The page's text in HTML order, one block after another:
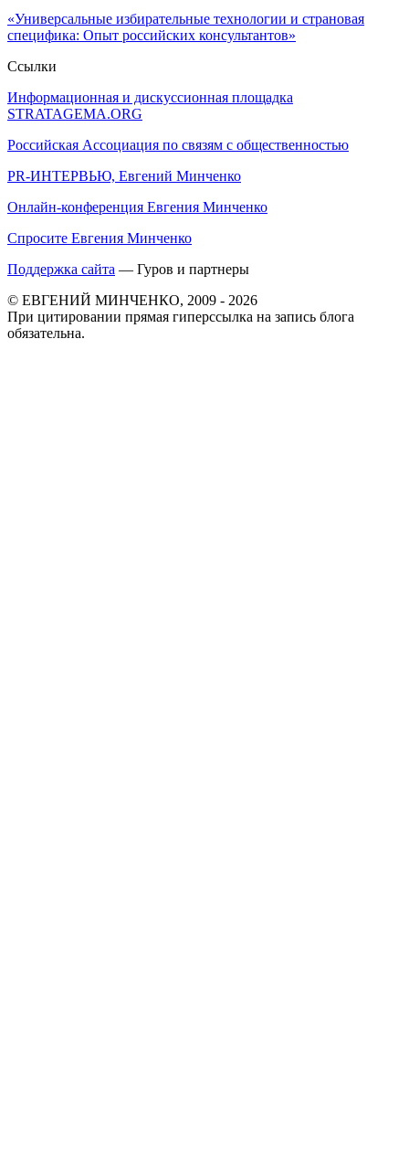
«Универсальные избирательные технологии и страновая
специфика: Опыт российских консультантов»
Ссылки
Информационная и дискуссионная площадка
STRATAGEMA.ORG
Российская Ассоциация по связям с общественностью
PR-ИНТЕРВЬЮ, Евгений Минченко
Онлайн-конференция Евгения Минченко
Спросите Евгения Минченко
Поддержка сайта — Гуров и партнеры
© ЕВГЕНИЙ МИНЧЕНКО, 2009 - 2026
При цитировании прямая гиперссылка на запись блога
обязательна.